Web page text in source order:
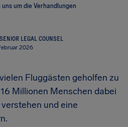
um die Verhandlungen
SENIOR LEGAL COUNSEL
2026
Fluggästen geholfen zu
Millionen Menschen dabei
und eine